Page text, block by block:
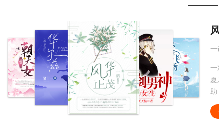
15 鸳鸯
14 花剑男神是女生
15 走出大山的男人
一
一
夏
不